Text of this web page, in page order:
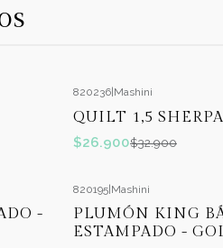
820236 Mashini
QUILT 1,5
$26.900$32.900
-
OFF
820195|Mashini
PLUMÓN KING
ESTAMPADO -